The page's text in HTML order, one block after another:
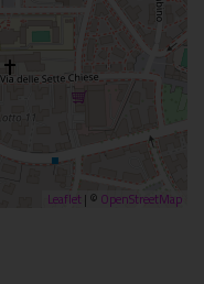
Leaflet| © OpenStreetMap